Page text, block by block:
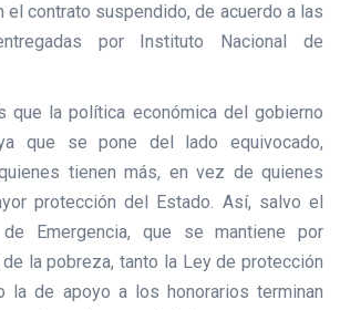
el contrato suspendido, de acuerdo a las
por Instituto Nacional de
que la política económica del gobierno
que se pone del lado equivocado,
tienen más, en vez de quienes
protección del Estado. Así, salvo el
de Emergencia, que se mantiene por
la pobreza, tanto la Ley de protección
la de apoyo a los honorarios terminan